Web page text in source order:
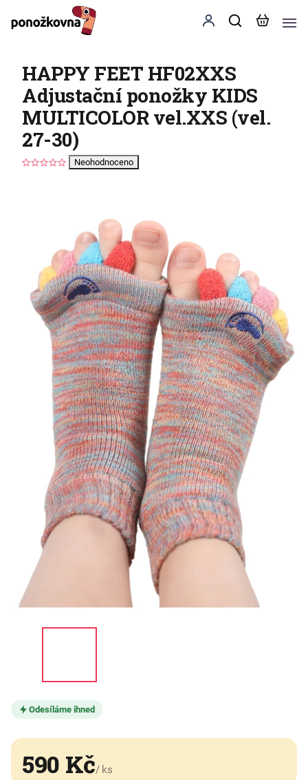
HAPPY FEET HF02XXS
Adjustační ponožky KIDS
MULTICOLOR vel.XXS (vel.
27-30)
Neohodnoceno
Odesíláme ihned
590 Kč/ ks